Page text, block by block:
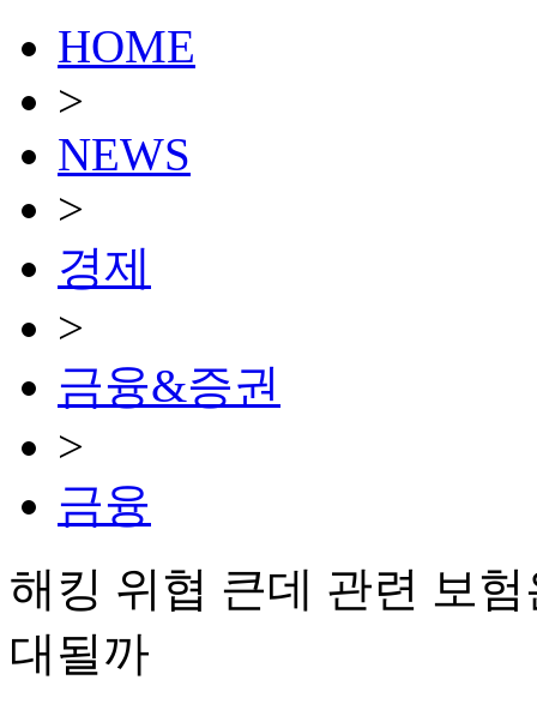
HOME
>
NEWS
>
경제
>
금융&증권
>
금융
해킹 위협 큰데 관련 보
대될까